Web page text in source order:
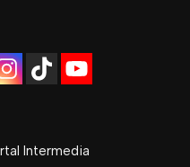
Intermedia